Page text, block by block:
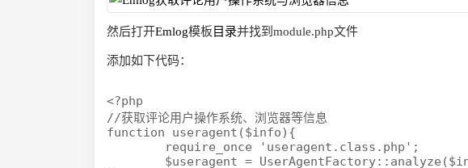
然后打开Emlog模板 目录并找到module.php文件
添加如下代码：
<?php
//获取评论用户操作系统、浏览器等信息
function useragent($info){